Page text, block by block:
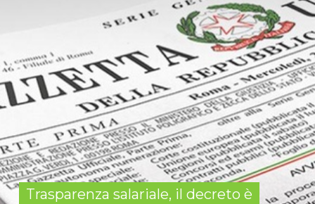
Trasparenza salariale, il decreto è